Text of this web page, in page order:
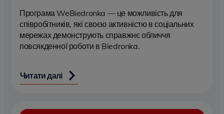
Програма WeBiedronka — це можливість для
співробітників, які своєю активністю в соціальних
мережах демонструють справжнє обличчя
повсякденної роботи в Biedronka.
Читати далі